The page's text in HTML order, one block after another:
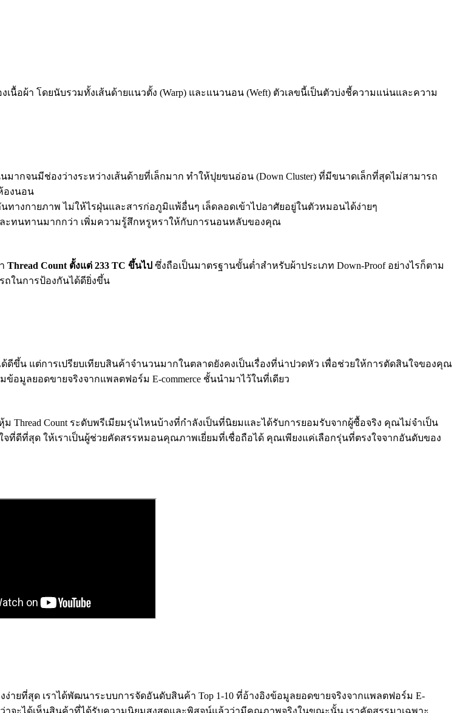
นื้อผ้า โดยนับรวมทั้งเส้นด้ายแนวตั้ง (Warp) และแนวนอน (Weft) ตัวเลขนี้เป็นตัวบ่งชี้ความแน่นและความ
กจนมีช่องว่างระหว่างเส้นด้ายที่เล็กมาก ทำให้ปุยขนอ่อน (Down Cluster) ที่มีขนาดเล็กที่สุดไม่สามารถ
องนอน
ทางกายภาพ ไม่ให้ไรฝุ่นและสารก่อภูมิแพ้อื่นๆ เล็ดลอดเข้าไปอาศัยอยู่ในตัวหมอนได้ง่ายๆ
ะทนทานมากกว่า เพิ่มความรู้สึกหรูหราให้กับการนอนหลับของคุณ
Thread Count ตั้งแต่ 233 TC ขึ้นไป ซึ่งถือเป็นมาตรฐานขั้นต่ำสำหรับผ้าประเภท Down-Proof อย่างไรก็ตาม
ถในการป้องกันได้ดียิ่งขึ้น
ดีขึ้น แต่การเปรียบเทียบสินค้าจำนวนมากในตลาดยังคงเป็นเรื่องที่น่าปวดหัว เพื่อช่วยให้การตัดสินใจของคุณ
ข้อมูลยอดขายจริงจากแพลตฟอร์ม E-commerce ชั้นนำมาไว้ในที่เดียว
Count ระดับพรีเมียมรุ่นไหนบ้างที่กำลังเป็นที่นิยมและได้รับการยอมรับจากผู้ซื้อจริง คุณไม่จำเป็น
ดีที่สุด ให้เราเป็นผู้ช่วยคัดสรรหมอนคุณภาพเยี่ยมที่เชื่อถือได้ คุณเพียงแค่เลือกรุ่นที่ตรงใจจากอันดับของ
ยที่สุด เราได้พัฒนาระบบการจัดอันดับสินค้า Top 1-10 ที่อ้างอิงข้อมูลยอดขายจริงจากแพลตฟอร์ม E-
ว่าจะได้เห็นสินค้าที่ได้รับความนิยมสูงสุดและพิสูจน์แล้วว่ามีคุณภาพจริงในขณะนั้น เราคัดสรรมาเฉพาะ